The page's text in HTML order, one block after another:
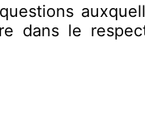
dans le